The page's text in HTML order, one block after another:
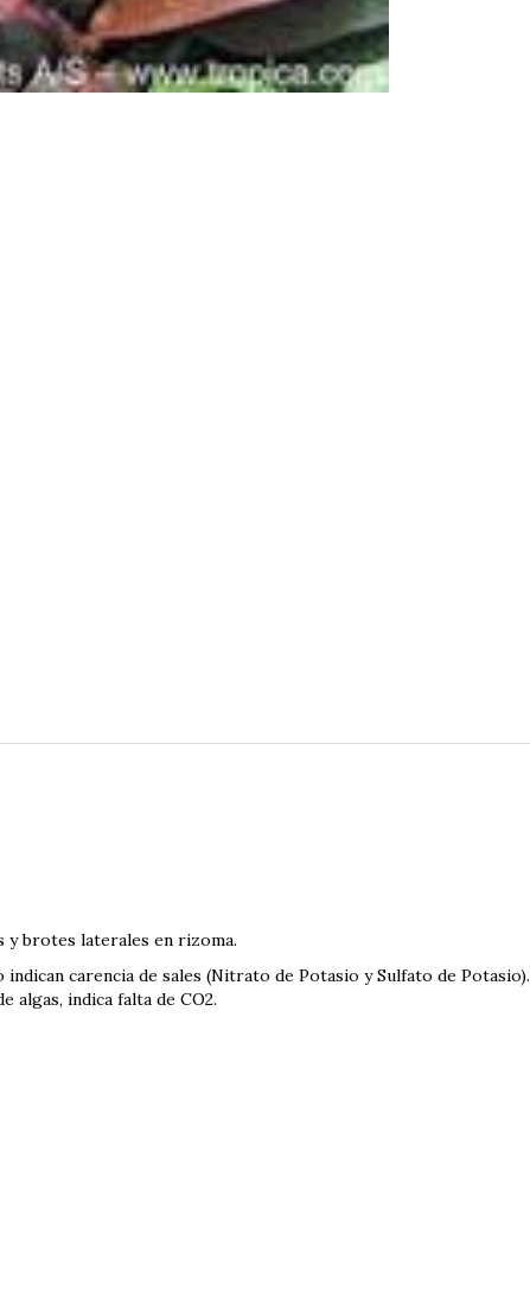
y brotes laterales en rizoma.
carencia de sales (Nitrato de Potasio y Sulfato de Potasio).
indica falta de CO2.